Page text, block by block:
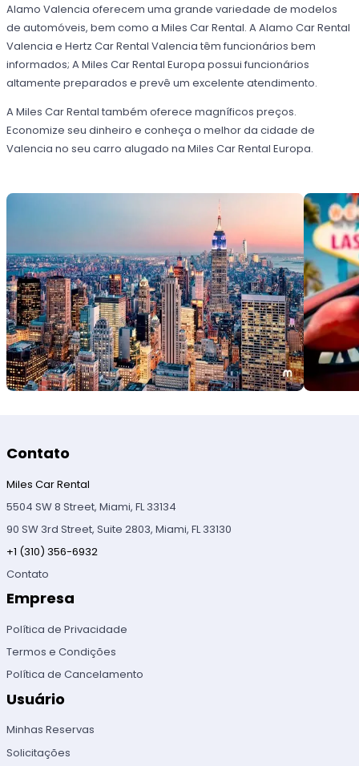
Alamo Valencia oferecem uma grande variedade de modelos
de automóveis, bem como a Miles Car Rental. A Alamo Car Rental
Valencia e Hertz Car Rental Valencia têm funcionários bem
informados; A Miles Car Rental Europa possui funcionários
altamente preparados e prevê um excelente atendimento.
A Miles Car Rental também oferece magníficos preços.
Economize seu dinheiro e conheça o melhor da cidade de
Valencia no seu carro alugado na Miles Car Rental Europa.
Contato
Miles Car Rental
5504 SW 8 Street, Miami, FL 33134
90 SW 3rd Street, Suite 2803, Miami, FL 33130
+1 (310) 356-6932
Contato
Empresa
Política de Privacidade
Termos e Condições
Política de Cancelamento
Usuário
Minhas Reservas
Solicitações